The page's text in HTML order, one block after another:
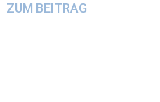
ZUM BEITRAG